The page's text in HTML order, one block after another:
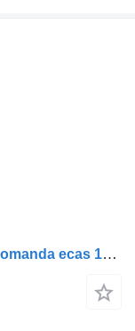
Controlo remoto da suspensão Telecomanda ecas 1641473 para camião tractor DAF XF105